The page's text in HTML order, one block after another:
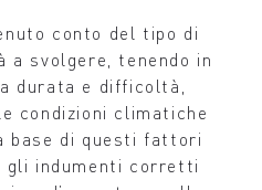
conto del tipo di
a svolgere, tenendo in
durata e difficoltà,
condizioni climatiche
base di questi fattori
gli indumenti corretti